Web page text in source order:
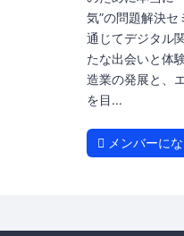
気”の問題解決
通じてデジタル
たな出会いと体
造業の発展と、
を目...
メンバーに